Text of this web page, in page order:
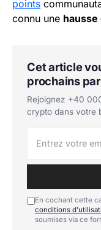
points
connu une hausse
Cet article
prochains
Rejoignez +40
crypto dans votre
En cochant cette
conditions
soumises via ce